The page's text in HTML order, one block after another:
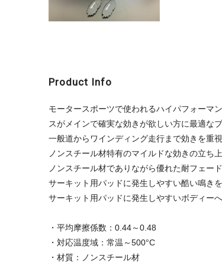
Product Info
モータースポーツで使われるハイパフォーマ
スがメインで確実な効きが欲しい方に最適な
一般道からワインディング走行まで効きを重
ノンスチール材特有のマイルドな効きの立ち
ノンスチール材でありながら優れた耐フェード
サーキット用パッドに発生しやすい酷い鳴き
サーキット用パッドに発生しやすいボディー
・平均摩擦係数：0.44～0.48
・対応温度域：常温～500°C
・材質：ノンスチール材